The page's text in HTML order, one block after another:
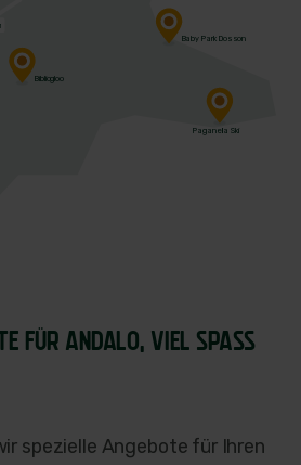
Bibliogloo
Baby Park Dosson
Paganella Ski
FÜR ANDALO, VIEL SPASS
spezielle Angebote für Ihren